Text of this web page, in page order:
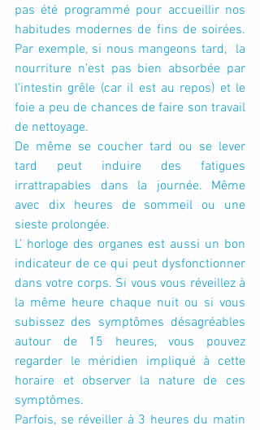
pas été programmé pour accueillir nos
habitudes modernes de fins de soirées.
Par exemple, si nous mangeons tard,  la
nourriture n’est pas bien absorbée par
l’intestin grêle (car il est au repos) et le
foie a peu de chances de faire son travail
de nettoyage.
De même se coucher tard ou se lever
tard peut induire des fatigues
irrattrapables dans la journée. Même
avec dix heures de sommeil ou une
sieste prolongée.
L’ horloge des organes est aussi un bon
indicateur de ce qui peut dysfonctionner
dans votre corps. Si vous vous réveillez à
la même heure chaque nuit ou si vous
subissez des symptômes désagréables
autour de 15 heures, vous pouvez
regarder le méridien impliqué à cette
horaire et observer la nature de ces
symptômes.
Parfois, se réveiller à 3 heures du matin